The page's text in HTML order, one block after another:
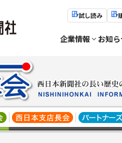
試し読み
企業情報 お知